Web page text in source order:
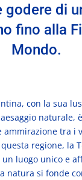
godere di
fino alla
Mondo.
con la sua
naturale,
ammirazione tra i
regione, la
luogo unico e
natura si fonde